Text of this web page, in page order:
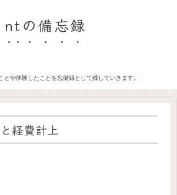
ntの備忘録
とや体験したことを忘備録として残していきます。
経費計上